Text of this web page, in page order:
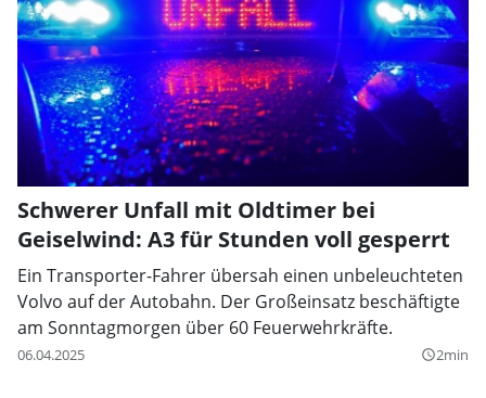
Schwerer Unfall mit Oldtimer bei
Geiselwind: A3 für Stunden voll gesperrt
Ein Transporter-Fahrer übersah einen unbeleuchteten
Volvo auf der Autobahn. Der Großeinsatz beschäftigte
am Sonntagmorgen über 60 Feuerwehrkräfte.
06.04.2025 query_builder2min